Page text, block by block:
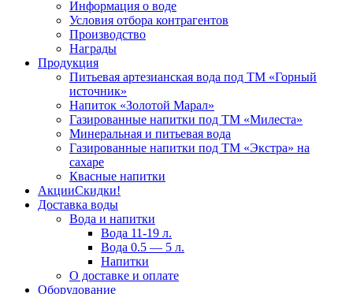
Информация о воде
Условия отбора контрагентов
Производство
Награды
Продукция
Питьевая артезианская вода под ТМ «Горный
источник»
Напиток «Золотой Марал»
Газированные напитки под ТМ «Милеста»
Минеральная и питьевая вода
Газированные напитки под ТМ «Экстра» на
сахаре
Квасные напитки
АкцииСкидки!
Доставка воды
Вода и напитки
Вода 11-19 л.
Вода 0.5 — 5 л.
Напитки
О доставке и оплате
Оборудование